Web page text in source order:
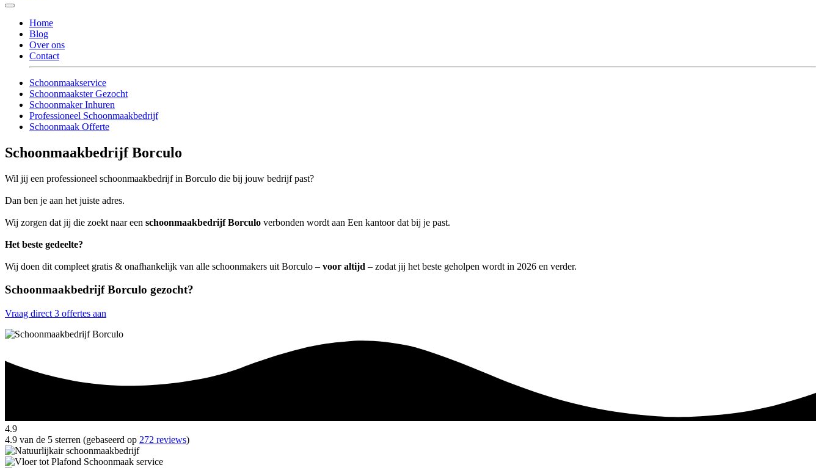
Home
Blog
Over ons
Contact
Schoonmaakservice
Schoonmaakster Gezocht
Schoonmaker Inhuren
Professioneel Schoonmaakbedrijf
Schoonmaak Offerte
Schoonmaakbedrijf Borculo
Wil jij een professioneel schoonmaakbedrijf in Borculo die bij jouw bedrijf past?
Dan ben je aan het juiste adres.
Wij zorgen dat jij die zoekt naar een schoonmaakbedrijf Borculo verbonden wordt aan Een kantoor dat bij je past.
Het beste gedeelte?
Wij doen dit compleet gratis & onafhankelijk van alle schoonmakers uit Borculo – voor altijd – zodat jij het beste geholpen wordt in 2026 en verder.
Schoonmaakbedrijf Borculo gezocht?
Vraag direct 3 offertes aan
4.9
4.9 van de 5 sterren (gebaseerd op 272 reviews)